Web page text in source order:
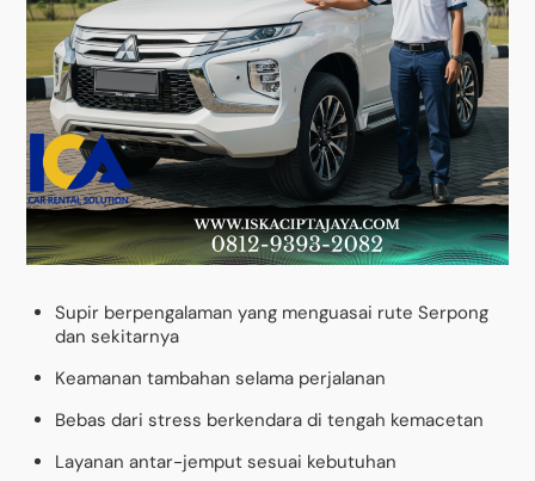
Supir berpengalaman yang menguasai rute Serpong
dan sekitarnya
Keamanan tambahan selama perjalanan
Bebas dari stress berkendara di tengah kemacetan
Layanan antar-jemput sesuai kebutuhan